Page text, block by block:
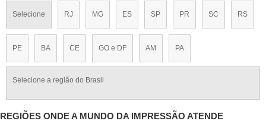
Selecione RJ MG ES SP PR SC RS
PE BA CE GO e DF AM PA
Selecione a região do Brasil
REGIÕES ONDE A MUNDO DA IMPRESSÃO ATENDE